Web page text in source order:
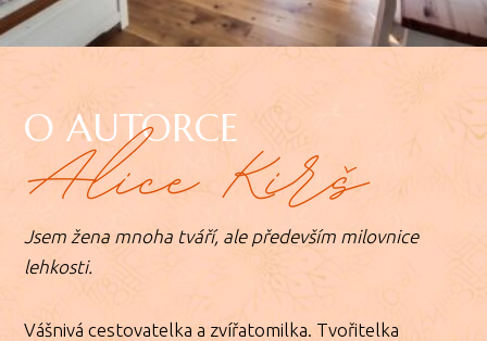
O AUTORCE
Jsem žena mnoha tváří, ale především milovnice
lehkosti.
Vášnivá cestovatelka a zvířatomilka. Tvořitelka